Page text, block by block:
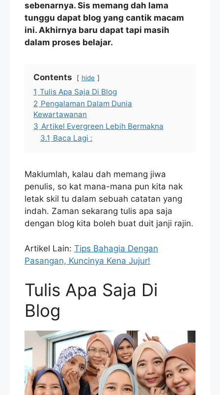
sebenarnya. Sis memang dah lama
tunggu dapat blog yang cantik macam
ini. Akhirnya baru dapat tapi masih
dalam proses belajar.
Contents hide
1 Tulis Apa Saja Di Blog
2 Pengalaman Dalam Dunia
Kewartawanan
3 Artikel Evergreen Lebih Bermakna
3.1 Baca Lagi :
Maklumlah, kalau dah memang jiwa
penulis, so kat mana-mana pun kita nak
letak skil tu dalam sebuah catatan yang
indah. Zaman sekarang tulis apa saja
dengan blog kita boleh buat duit janji rajin.
Artikel Lain: Tips Bahagia Dengan
Pasangan, Kuncinya Kena Jujur!
Tulis Apa Saja Di
Blog